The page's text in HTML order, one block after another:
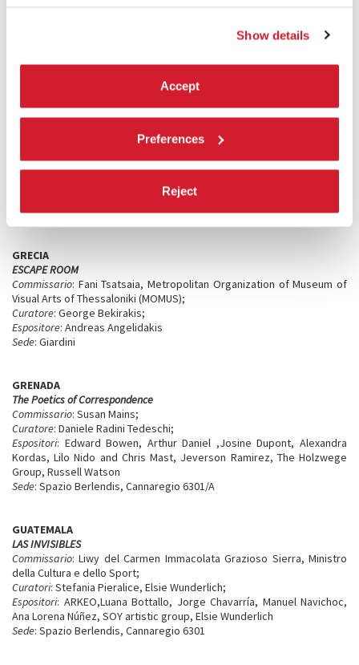
Show details
Accept
Preferences
Reject
Sede: Giardini
GRANDUCATO DI LUSSEMBURGO
: Kultur | lx - Arts Council Luxembourg, per conto del
Curatore: Stilbé Schroeder, Casino Luxembourg - Forum d'art
Sede: Arsenale
GRECIA
ESCAPE ROOM
Commissario: Fani Tsatsaia, Metropolitan Organization of Museum of
Visual Arts of Thessaloniki (MOMUS);
Curatore: George Bekirakis;
Espositore: Andreas Angelidakis
Sede: Giardini
GRENADA
The Poetics of Correspondence
Commissario: Susan Mains;
Curatore: Daniele Radini Tedeschi;
Espositori: Edward Bowen, Arthur Daniel ,Josine Dupont, Alexandra
Kordas, Lilo Nido and Chris Mast, Jeverson Ramirez, The Holzwege
Group, Russell Watson
Sede: Spazio Berlendis, Cannaregio 6301/A
GUATEMALA
LAS INVISIBLES
Commissario: Liwy del Carmen Immacolata Grazioso Sierra, Ministro
della Cultura e dello Sport;
Curatori: Stefania Pieralice, Elsie Wunderlich;
Espositori: ARKEO,Luana Bottallo, Jorge Chavarría, Manuel Navichoc,
Ana Lorena Núñez, SOY artistic group, Elsie Wunderlich
Sede: Spazio Berlendis, Cannaregio 6301